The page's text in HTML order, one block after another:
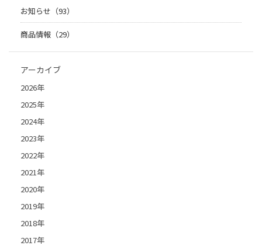
お知らせ（93）
商品情報（29）
アーカイブ
2026年
2025年
2024年
2023年
2022年
2021年
2020年
2019年
2018年
2017年